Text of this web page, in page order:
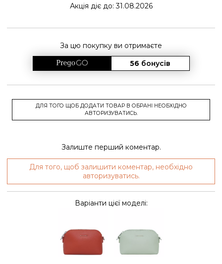
Акція діє до: 31.08.2026
За цю покупку ви отримаєте
56 бонусів
ДЛЯ ТОГО ЩОБ ДОДАТИ ТОВАР В ОБРАНІ НЕОБХІДНО
АВТОРИЗУВАТИСЬ.
Залиште перший коментар.
Для того, щоб залишити коментар, необхідно
авторизуватись.
Варіанти цієї моделі: